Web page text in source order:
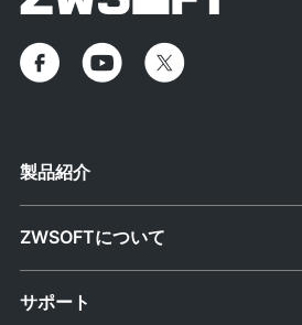
製品紹介
ZWSOFTについて
サポート